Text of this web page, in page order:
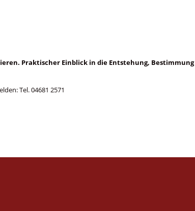
Praktischer Einblick in die Entstehung, Bestimmung
Tel. 04681 2571